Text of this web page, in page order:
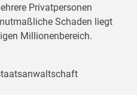
Privatpersonen
Schaden liegt
Millionenbereich.